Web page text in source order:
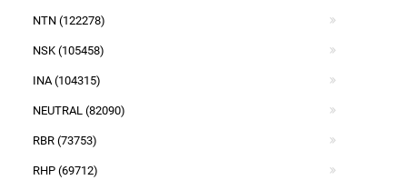
NTN (122278)
NSK (105458)
INA (104315)
NEUTRAL (82090)
RBR (73753)
RHP (69712)